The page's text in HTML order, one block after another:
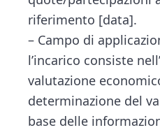
riferimento [data].
– Campo di
l’incarico consiste
valutazione
determinazione del
base delle